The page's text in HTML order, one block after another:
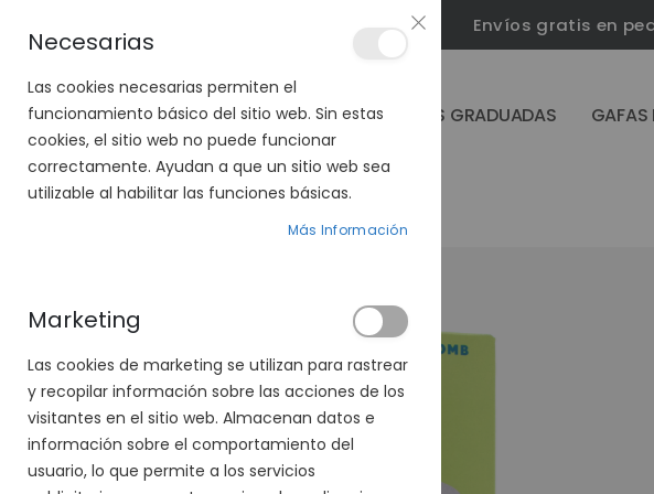
Envíos gratis en
GAFAS GRADUADAS GAFAS
final
la
galería
de
imágenes
Necesarias
Las cookies necesarias permiten el
funcionamiento básico del sitio web. Sin estas
cookies, el sitio web no puede funcionar
correctamente. Ayudan a que un sitio web sea
utilizable al habilitar las funciones básicas.
Más Información
Marketing
Las cookies de marketing se utilizan para rastrear
y recopilar información sobre las acciones de los
visitantes en el sitio web. Almacenan datos e
información sobre el comportamiento del
usuario, lo que permite a los servicios